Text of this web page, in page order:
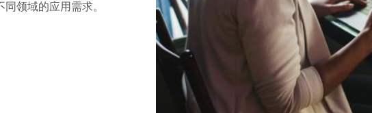
领域的应用需求。